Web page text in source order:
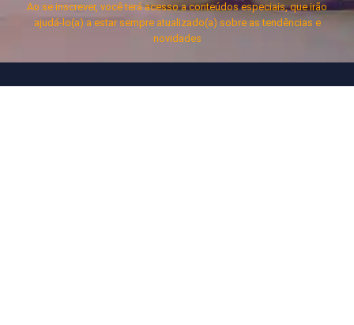
Ao se inscrever, você terá acesso a conteúdos especiais, que irão
ajudá-lo(a) a estar sempre atualizado(a) sobre as tendências e
novidades